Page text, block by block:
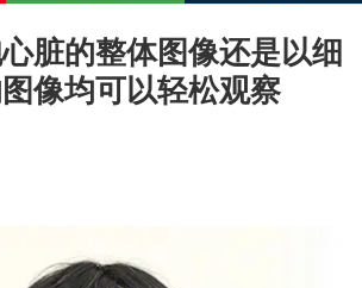
脏的整体图像还是以细
像均可以轻松观察